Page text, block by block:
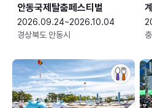
안동국제탈춤페스티벌
2026.09.24~2026.10.04
경상북도 안동시